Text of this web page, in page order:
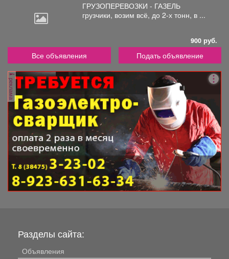
ГРУЗОПЕРЕВОЗКИ - ГАЗЕЛЬ
грузчики, возим всё, до 2-х тонн, в ...
900 руб.
Все объявления Подать объявление
реклама
Разделы сайта:
Объявления